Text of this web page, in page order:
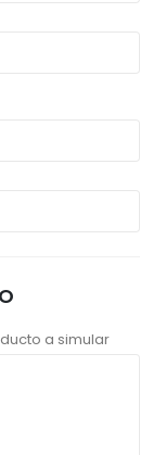
a simular